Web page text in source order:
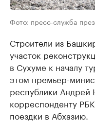
Фото: пресс-служба
Строители из
участок
в Сухуме к началу
этом премьер-
республики Андрей
корреспонденту
поездки в Абхазию.